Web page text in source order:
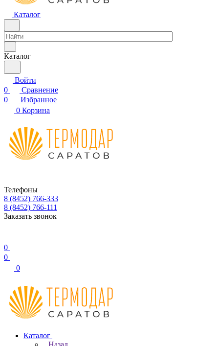
Каталог
Каталог
Войти
0
Сравнение
0
Избранное
0 Корзина
Телефоны
8 (8452) 766-333
8 (8452) 766-111
Заказать звонок
0
0
0
Каталог
Назад